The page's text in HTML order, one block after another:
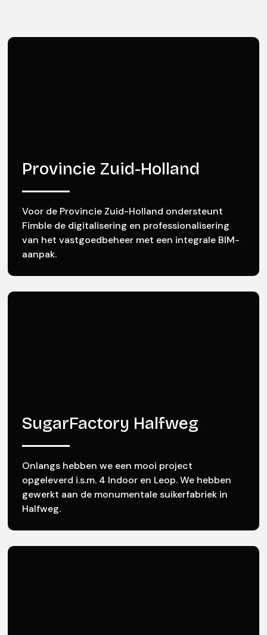
Provincie Zuid-Holland
Voor de Provincie Zuid-Holland ondersteunt
Fimble de digitalisering en professionalisering
van het vastgoedbeheer met een integrale BIM-
aanpak.
SugarFactory Halfweg
Onlangs hebben we een mooi project
opgeleverd i.s.m. 4 Indoor en Leop. We hebben
gewerkt aan de monumentale suikerfabriek in
Halfweg.